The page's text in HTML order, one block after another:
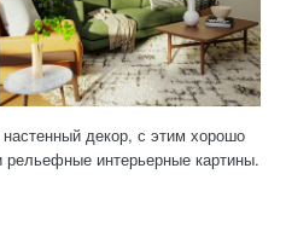
декор, с этим хорошо
интерьерные картины.